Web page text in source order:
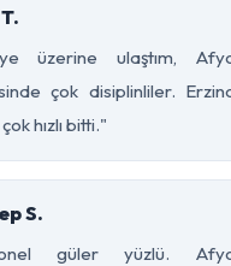
üzerine ulaştım,
çok disiplinliler.
hızlı bitti."
S.
güler yüzlü.